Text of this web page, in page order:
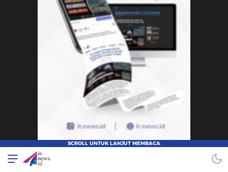
IT-NEWS
Update Cepat, Cerdas, dan Terpercaya